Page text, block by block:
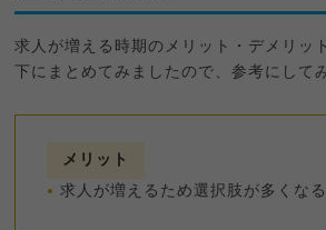
求人が増える時期のメリット・デメリッ
下にまとめてみましたので、参考にして
メリット
求人が増えるため選択肢が多くなる